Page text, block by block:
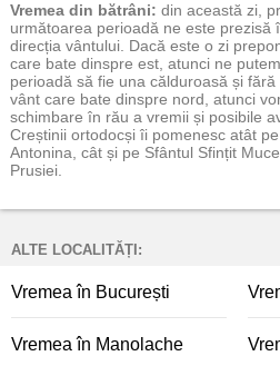
Vremea din bătrâni: din această zi,
următoarea perioadă ne este prezisă
direcția vântului. Dacă este o zi
care bate dinspre est, atunci ne
perioadă să fie una călduroasă și
vânt care bate dinspre nord, atunci
schimbare în rău a vremii și posibile
Creștinii ortodocși îi pomenesc atât
Antonina, cât și pe Sfântul Sfințit
Prusiei.
ALTE LOCALITĂȚI:
Vremea în București
Vremea în Manolache